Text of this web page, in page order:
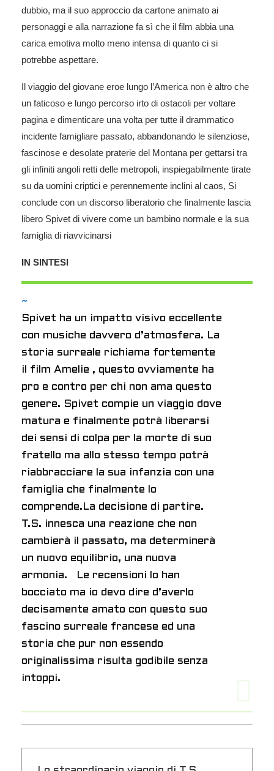
dubbio, ma il suo approccio da cartone animato ai
personaggi e alla narrazione fa sì che il film abbia una
carica emotiva molto meno intensa di quanto ci si
potrebbe aspettare.
Il viaggio del giovane eroe lungo l’America non è altro che
un faticoso e lungo percorso irto di ostacoli per voltare
pagina e dimenticare una volta per tutte il drammatico
incidente famigliare passato, abbandonando le silenziose,
fascinose e desolate praterie del Montana per gettarsi tra
gli infiniti angoli retti delle metropoli, inspiegabilmente tirate
su da uomini criptici e perennemente inclini al caos, Si
conclude con un discorso liberatorio che finalmente lascia
libero Spivet di vivere come un bambino normale e la sua
famiglia di riavvicinarsi
IN SINTESI
~
Spivet ha un impatto visivo eccellente
con musiche davvero d’atmosfera. La
storia surreale richiama fortemente
il film Amelie , questo ovviamente ha
pro e contro per chi non ama questo
genere. Spivet compie un viaggio dove
matura e finalmente potrà liberarsi
dei sensi di colpa per la morte di suo
fratello ma allo stesso tempo potrà
riabbracciare la sua infanzia con una
famiglia che finalmente lo
comprende.La decisione di partire.
T.S. innesca una reazione che non
cambierà il passato, ma determinerà
un nuovo equilibrio, una nuova
armonia. Le recensioni lo han
bocciato ma io devo dire d’averlo
decisamente amato con questo suo
fascino surreale francese ed una
storia che pur non essendo
originalissima risulta godibile senza
intoppi.